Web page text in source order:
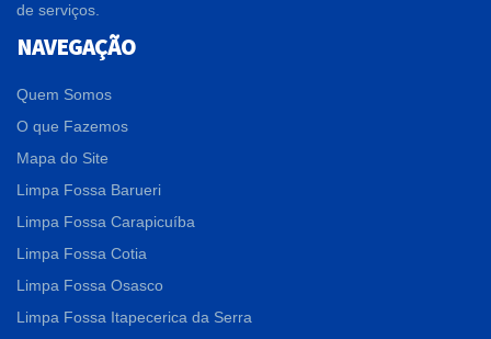
de serviços.
NAVEGAÇÃO
Quem Somos
O que Fazemos
Mapa do Site
Limpa Fossa Barueri
Limpa Fossa Carapicuíba
Limpa Fossa Cotia
Limpa Fossa Osasco
Limpa Fossa Itapecerica da Serra